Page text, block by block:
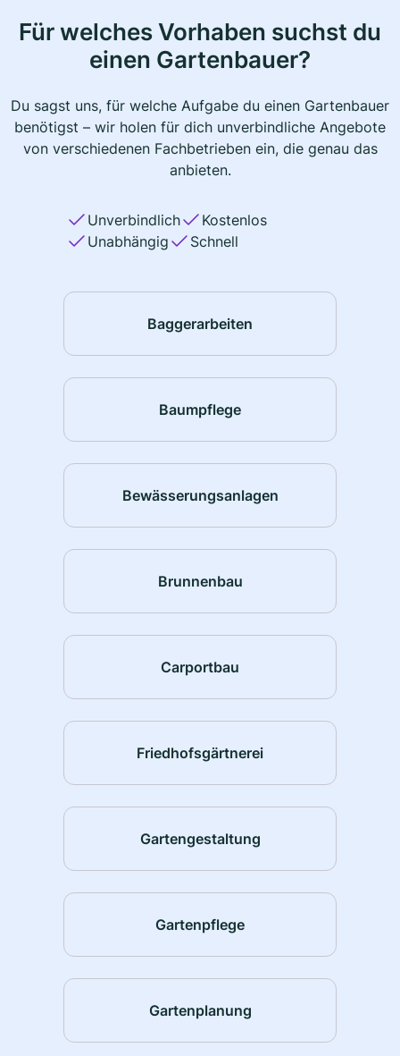
Für welches Vorhaben suchst du
einen Gartenbauer?
Du sagst uns, für welche Aufgabe du einen Gartenbauer
benötigst – wir holen für dich unverbindliche Angebote
von verschiedenen Fachbetrieben ein, die genau das
anbieten.
Unverbindlich
Kostenlos
Unabhängig
Schnell
Baggerarbeiten
Baumpflege
Bewässerungsanlagen
Brunnenbau
Carportbau
Friedhofsgärtnerei
Gartengestaltung
Gartenpflege
Gartenplanung